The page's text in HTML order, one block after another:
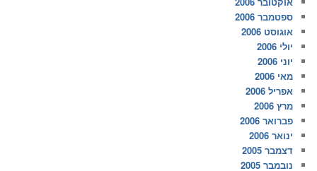
ספטמבר 2006
אוגוסט 2006
יולי 2006
יוני 2006
מאי 2006
אפריל 2006
מרץ 2006
פברואר 2006
ינואר 2006
דצמבר 2005
נובמבר 2005